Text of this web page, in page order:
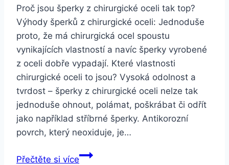
Proč jsou šperky z chirurgické oceli tak top?
Výhody šperků z chirurgické oceli: Jednoduše
proto, že má chirurgická ocel spoustu
vynikajících vlastností a navíc šperky vyrobené
z oceli dobře vypadají. Které vlastnosti
chirurgické oceli to jsou? Vysoká odolnost a
tvrdost – šperky z chirurgické oceli nelze tak
jednoduše ohnout, polámat, poškrábat či odřít
jako například stříbrné šperky. Antikorozní
povrch, který neoxiduje, je…
Přečtěte si víceSmartuj